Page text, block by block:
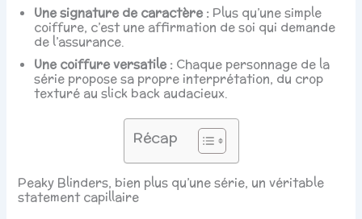
Une signature de caractère : Plus qu’une simple
coiffure, c’est une affirmation de soi qui demande
de l’assurance.
Une coiffure versatile : Chaque personnage de la
série propose sa propre interprétation, du crop
texturé au slick back audacieux.
Récap
Peaky Blinders, bien plus qu’une série, un véritable
statement capillaire